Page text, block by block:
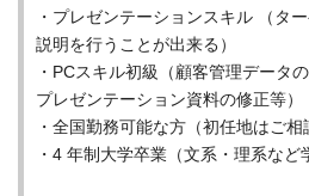
・プレゼンテーションスキル （タ
説明を行うことが出来る）
・PCスキル初級（顧客管理データ
プレゼンテーション資料の修正等）
・全国勤務可能な方（初任地はご相
・4 年制大学卒業（文系・理系など